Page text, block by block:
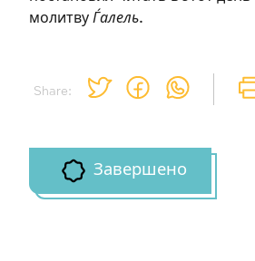
Share:
молитву Ѓалель.
Завершено
необходимо